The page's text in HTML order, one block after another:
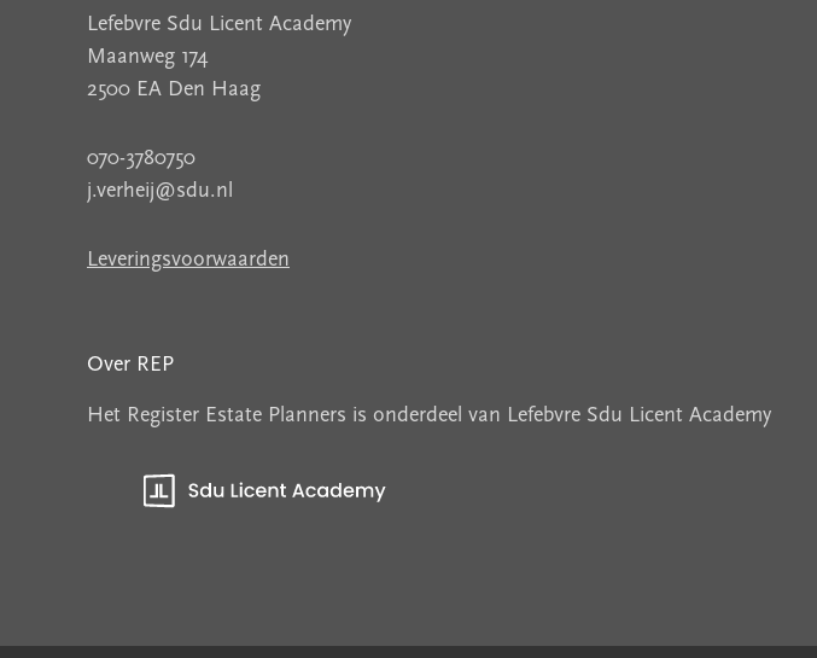
Lefebvre Sdu Licent Academy
Maanweg 174
2500 EA Den Haag
070-3780750
j.verheij@sdu.nl
Leveringsvoorwaarden
Over REP
Het Register Estate Planners is onderdeel van Lefebvre Sdu Licent Academy